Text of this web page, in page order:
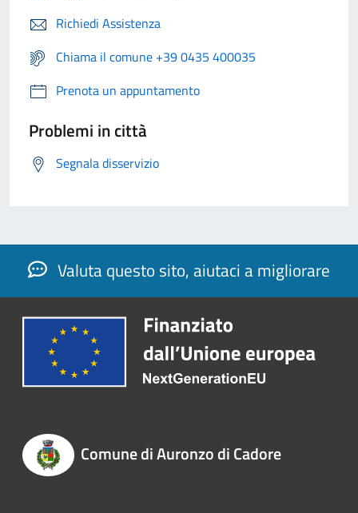
Richiedi Assistenza
Chiama il comune +39 0435 400035
Prenota un appuntamento
Problemi in città
Segnala disservizio
Valuta questo sito, aiutaci a migliorare
Comune di Auronzo di Cadore